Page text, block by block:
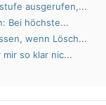
ausgerufen,...
Bei höchste...
wenn Lösch...
so klar nic...